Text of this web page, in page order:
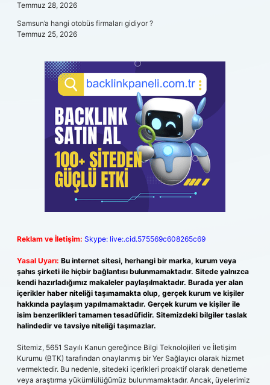
Temmuz 28, 2026
Samsun’a hangi otobüs firmaları gidiyor ?
Temmuz 25, 2026
Reklam ve İletişim: Skype: live:.cid.575569c608265c69
Yasal Uyarı: Bu internet sitesi, herhangi bir marka, kurum veya
şahıs şirketi ile hiçbir bağlantısı bulunmamaktadır. Sitede yalnızca
kendi hazırladığımız makaleler paylaşılmaktadır. Burada yer alan
içerikler haber niteliği taşımamakta olup, gerçek kurum ve kişiler
hakkında paylaşım yapılmamaktadır. Gerçek kurum ve kişiler ile
isim benzerlikleri tamamen tesadüfidir. Sitemizdeki bilgiler taslak
halindedir ve tavsiye niteliği taşımazlar.
Sitemiz, 5651 Sayılı Kanun gereğince Bilgi Teknolojileri ve İletişim
Kurumu (BTK) tarafından onaylanmış bir Yer Sağlayıcı olarak hizmet
vermektedir. Bu nedenle, sitedeki içerikleri proaktif olarak denetleme
veya araştırma yükümlülüğümüz bulunmamaktadır. Ancak, üyelerimiz